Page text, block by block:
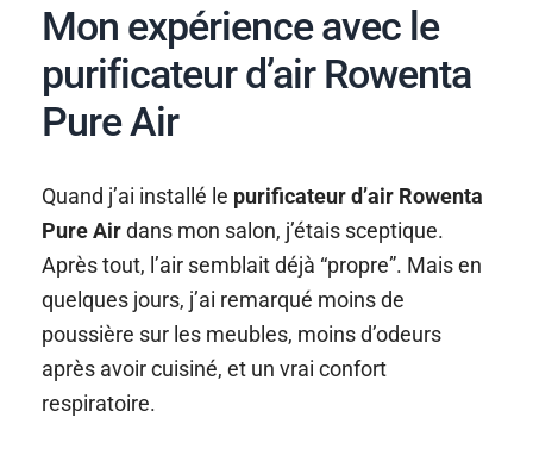
Mon expérience avec le
purificateur d’air Rowenta
Pure Air
Quand j’ai installé le purificateur d’air Rowenta
Pure Airdans mon salon, j’étais sceptique.
Après tout, l’air semblait déjà “propre”. Mais en
quelques jours, j’ai remarqué moins de
poussière sur les meubles, moins d’odeurs
après avoir cuisiné, et un vrai confort
respiratoire.